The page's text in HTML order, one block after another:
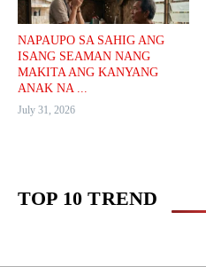
NAPAUPO SA SAHIG ANG
ISANG SEAMAN NANG
MAKITA ANG KANYANG
ANAK NA ...
July 31, 2026
TOP 10 TREND